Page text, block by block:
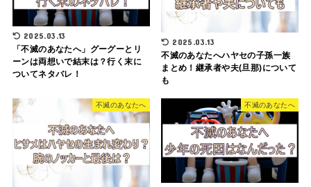
2025.03.13
「不滅のあなたへ」グーグーとリ
ーンは両想いで結末は？行く末に
ついてネタバレ！
2025.03.13
不滅のあなたへハヤセの子孫一族
まとめ！継承者や夫(旦那)について
も
不滅のあなたへ 不滅のあなたへ